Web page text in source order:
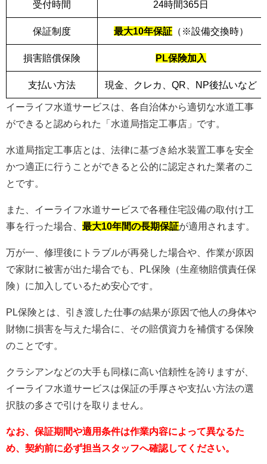
受付時間 24時間365日
保証制度 最大10年保証（※設備交換時）
損害賠償保険 PL保険加入
支払い方法 現金、クレカ、QR、NP後払いなど
イーライフ水道サービスは、各自治体から適切な水道工事
ができると認められた「水道局指定工事店」です。
水道局指定工事店とは、法律に基づき給水装置工事を安全
かつ適正に行うことができると公的に認定された業者のこ
とです。
また、イーライフ水道サービスで各種住宅設備の取付け工
事を行った場合、 最大10年間の長期保証が適用されます。
万が一、修理後にトラブルが再発した場合や、作業が原因
で家財に被害が出た場合でも、PL保険（生産物賠償責任保
険）に加入しているため安心です。
PL保険とは、引き渡した仕事の結果が原因で他人の身体や
財物に損害を与えた場合に、その賠償資力を補償する保険
のことです。
クラシアンなどの大手も同様に高い信頼性を誇りますが、
イーライフ水道サービスは保証の手厚さや支払い方法の選
択肢の多さで引けを取りません。
なお、保証期間や適用条件は作業内容によって異なるた
め、契約前に必ず担当スタッフへ確認してください。